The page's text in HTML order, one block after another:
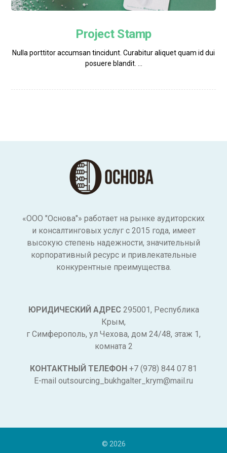
Project Stamp
Nulla porttitor accumsan tincidunt. Curabitur aliquet quam id dui
posuere blandit. ...
«ООО "Основа"» работает на рынке аудиторских
и консалтинговых услуг с 2015 года, имеет
высокую степень надежности, значительный
корпоративный ресурс и привлекательные
конкурентные преимущества.
ЮРИДИЧЕСКИЙ АДРЕС295001, Республика
Крым,
г Симферополь, ул Чехова, дом 24/48, этаж 1,
комната 2
КОНТАКТНЫЙ ТЕЛЕФОН +7 (978) 844 07 81
E-mail outsourcing_bukhgalter_krym@mail.ru
© 2026